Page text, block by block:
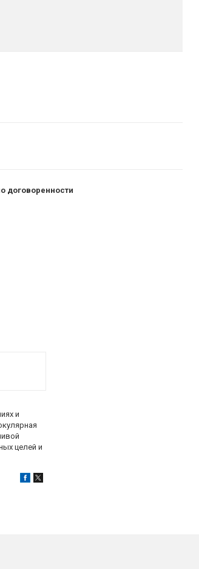
договоренности
и
целей и